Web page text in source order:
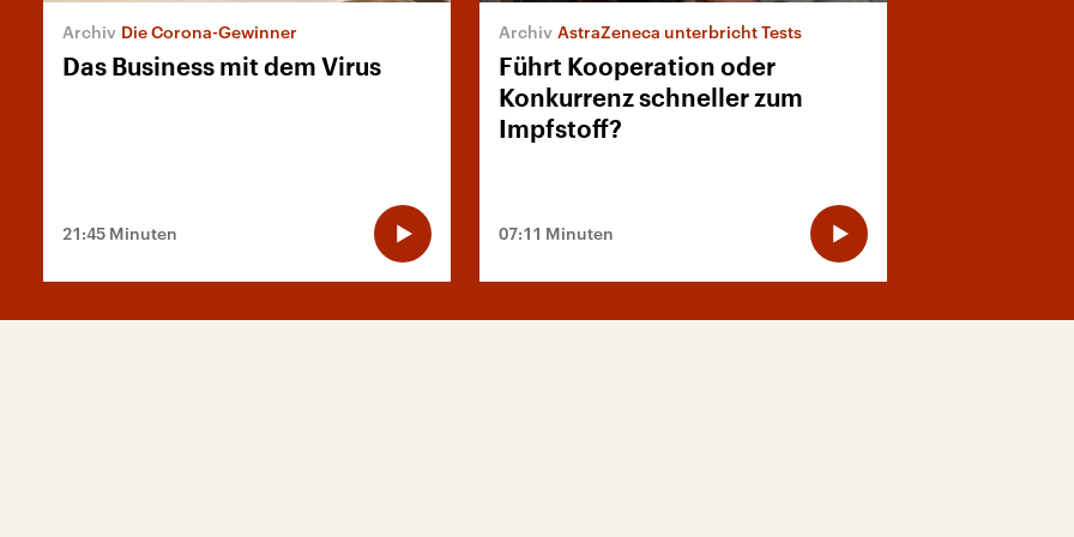
Die Corona-Gewinner
Das Business mit dem Virus
21:45 Minuten
AstraZeneca unterbricht Tests
Führt Kooperation oder
Konkurrenz schneller zum
Impfstoff?
07:11 Minuten